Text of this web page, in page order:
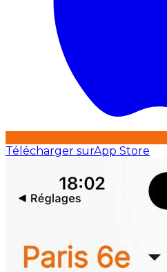
Télécharger surApp Store